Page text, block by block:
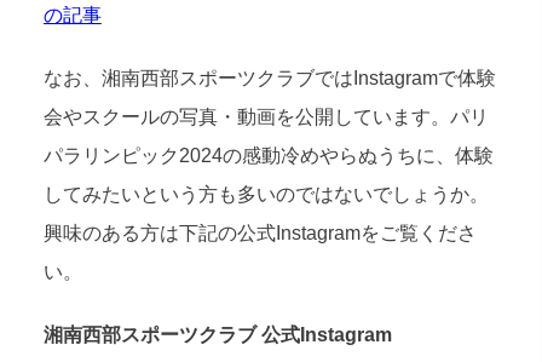
の記事
なお、湘南西部スポーツクラブではInstagramで体験
会やスクールの写真・動画を公開しています。パリ
パラリンピック2024の感動冷めやらぬうちに、体験
してみたいという方も多いのではないでしょうか。
興味のある方は下記の公式Instagramをご覧くださ
い。
湘南西部スポーツクラブ 公式Instagram